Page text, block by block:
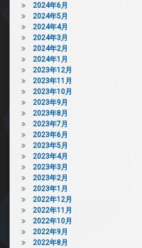
2024年6月
2024年5月
2024年4月
2024年3月
2024年2月
2024年1月
2023年12月
2023年11月
2023年10月
2023年9月
2023年8月
2023年7月
2023年6月
2023年5月
2023年4月
2023年3月
2023年2月
2023年1月
2022年12月
2022年11月
2022年10月
2022年9月
2022年8月